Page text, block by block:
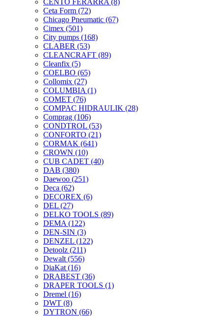
CENTO FERARRA (8)
Ceta Form (72)
Chicago Pneumatic (67)
Cimex (501)
City pumps (168)
CLABER (53)
CLEANCRAFT (89)
Cleanfix (5)
COELBO (65)
Collomix (27)
COLUMBIA (1)
COMET (76)
COMPAC HIDRAULIK (28)
Comprag (106)
CONDTROL (53)
CONFORTO (21)
CORMAK (641)
CROWN (10)
CUB CADET (40)
DAB (380)
Daewoo (251)
Deca (62)
DECOREX (6)
DEL (27)
DELKO TOOLS (89)
DEMA (122)
DEN-SIN (3)
DENZEL (122)
Detoolz (211)
Dewalt (556)
DiaKat (16)
DRABEST (36)
DRAPER TOOLS (1)
Dremel (16)
DWT (8)
DYTRON (66)